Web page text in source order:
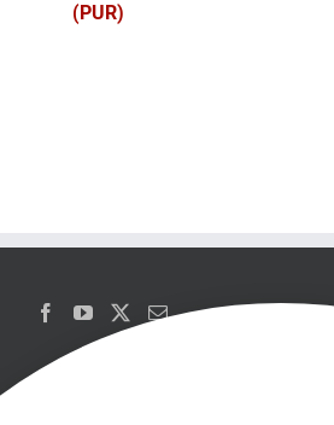
(PUR)